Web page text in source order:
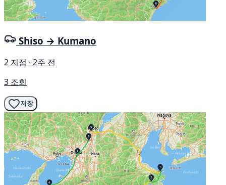
Shiso → Kumano
2 지점 · 2주 전
3 조회
저장